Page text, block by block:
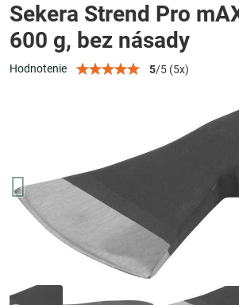
Sekera Strend Pro
600 g, bez násady
Hodnotenie 5/5 (5x)